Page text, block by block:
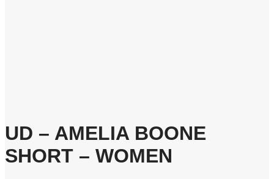
UD – AMELIA BOONE
SHORT – WOMEN